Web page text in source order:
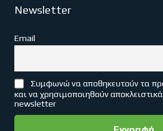
Newsletter
Email
Συμφωνώ να αποθηκευτούν τα
και να χρησιμοποιηθούν
newsletter